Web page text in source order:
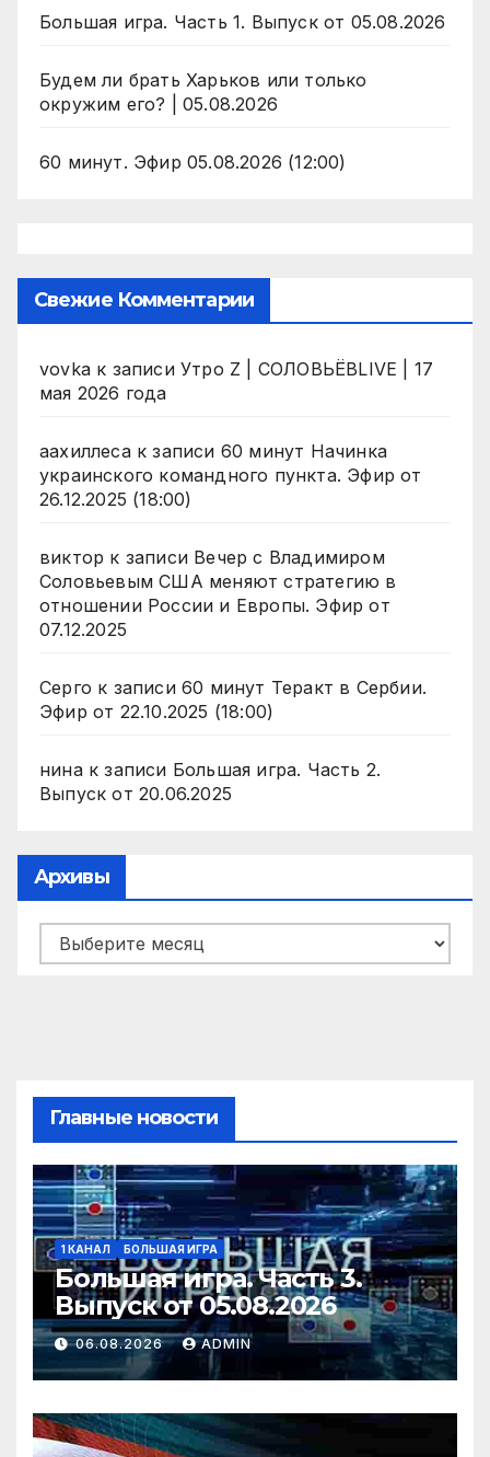
Большая игра. Часть 1. Выпуск от 05.08.2026
Будем ли брать Харьков или только
окружим его? | 05.08.2026
60 минут. Эфир 05.08.2026 (12:00)
Свежие Комментарии
vovka к записи Утро Z | СОЛОВЬЁВLIVE | 17
мая 2026 года
аахиллесак записи 60 минут Начинка
украинского командного пункта. Эфир от
26.12.2025 (18:00)
виктор к записи Вечер с Владимиром
Соловьевым США меняют стратегию в
отношении России и Европы. Эфир от
07.12.2025
Серго к записи 60 минут Теракт в Сербии.
Эфир от 22.10.2025 (18:00)
нинак записи Большая игра. Часть 2.
Выпуск от 20.06.2025
Архивы
Архивы
Главные новости
1 КАНАЛ БОЛЬШАЯ ИГРА
Большая игра. Часть 3.
Выпуск от 05.08.2026
06.08.2026 ADMIN